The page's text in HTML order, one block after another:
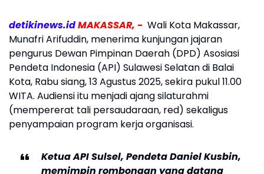
detikinews.idMAKASSAR, - Wali Kota Makassar,
Munafri Arifuddin, menerima kunjungan jajaran
pengurus Dewan Pimpinan Daerah (DPD) Asosiasi
Pendeta Indonesia (API) Sulawesi Selatan di Balai
Kota, Rabu siang, 13 Agustus 2025, sekira pukul 11.00
WITA. Audiensi itu menjadi ajang silaturahmi
(mempererat tali persaudaraan, red) sekaligus
penyampaian program kerja organisasi.
Ketua API Sulsel, Pendeta Daniel Kusbin,
memimpin rombongan yang datang